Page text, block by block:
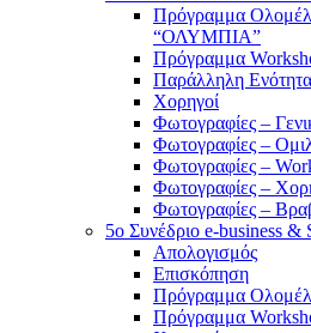
Πρόγραμμα
“ΟΛΥΜΠΙΑ”
Πρόγραμμα
Παράλληλη
Χορηγοί
Φωτογραφίες –
Φωτογραφίες –
Φωτογραφίες –
Φωτογραφίες –
Φωτογραφίες –
5o Συνέδριο e-business
Απολογισμός
Επισκόπηση
Πρόγραμμα
Πρόγραμμα